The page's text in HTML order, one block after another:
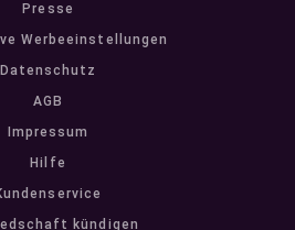
Presse
Werbeeinstellungen
Datenschutz
AGB
Impressum
Hilfe
kündigen